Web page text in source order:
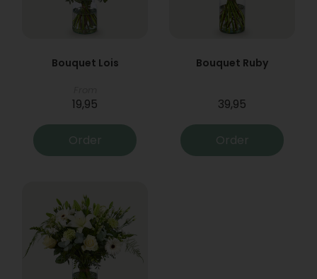
Bouquet Lois
19,95
Order
Bouquet Ruby
39,95
Order